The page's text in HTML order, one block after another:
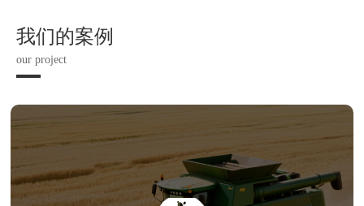
我们的案例
our project